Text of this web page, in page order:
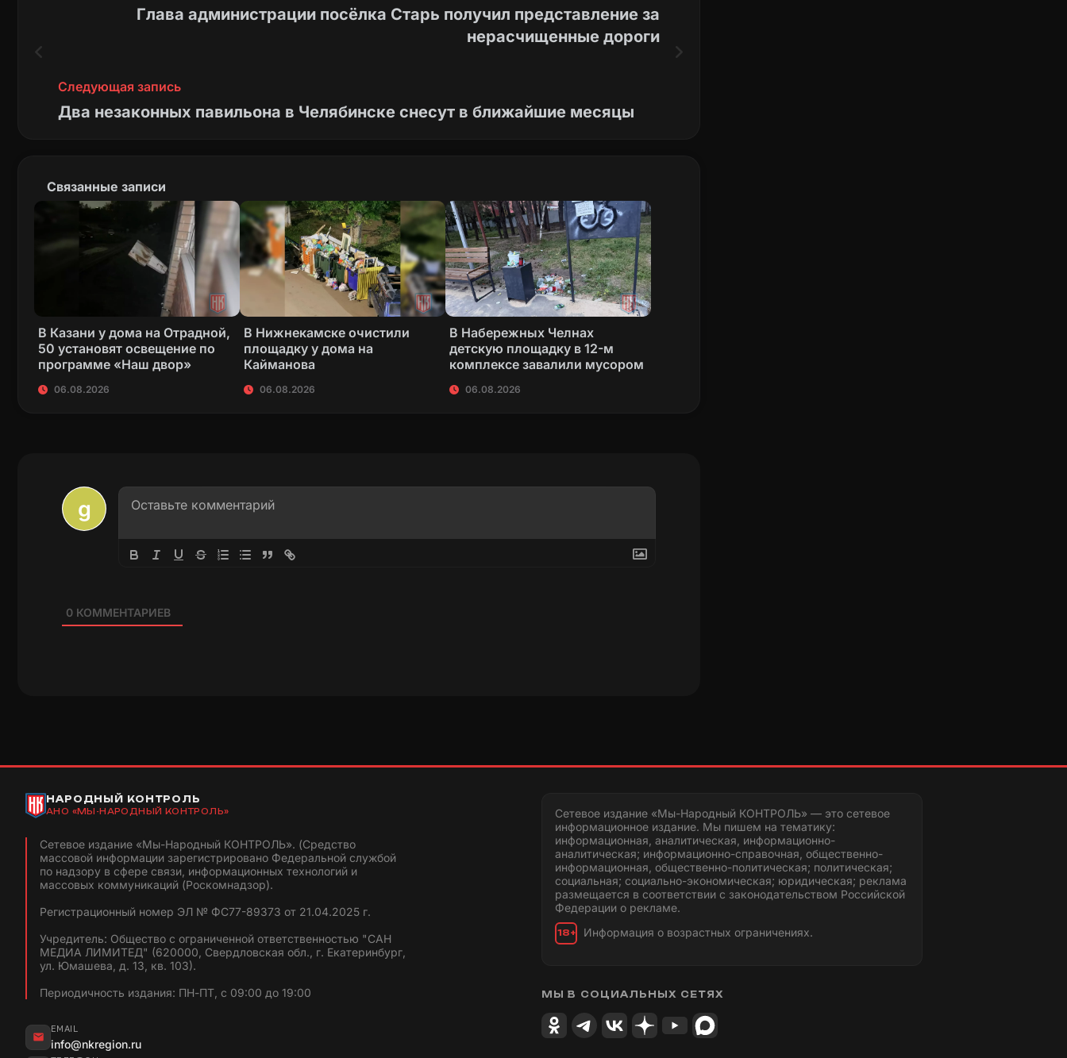
Глава администрации посёлка Старь получил представление за
нерасчищенные дороги
Следующая запись
Два незаконных павильона в Челябинске снесут в ближайшие месяцы
Связанные записи
В Казани у дома на Отрадной,
50 установят освещение по
программе «Наш двор»
06.08.2026
В Нижнекамске очистили
площадку у дома на
Кайманова
06.08.2026
В Набережных Челнах
детскую площадку в 12-м
комплексе завалили мусором
06.08.2026
0КОММЕНТАРИЕВ
НАРОДНЫЙ КОНТРОЛЬ
АНО «МЫ-НАРОДНЫЙ КОНТРОЛЬ»
Сетевое издание «Мы-Народный КОНТРОЛЬ». (Средство
массовой информации зарегистрировано Федеральной службой
по надзору в сфере связи, информационных технологий и
массовых коммуникаций (Роскомнадзор).
Регистрационный номер ЭЛ № ФС77-89373 от 21.04.2025 г.
Учредитель: Общество с ограниченной ответственностью "САН
МЕДИА ЛИМИТЕД" (620000, Свердловская обл., г. Екатеринбург,
ул. Юмашева, д. 13, кв. 103).
Периодичность издания: ПН-ПТ, с 09:00 до 19:00
EMAIL
info@nkregion.ru
Сетевое издание «Мы-Народный КОНТРОЛЬ» — это сетевое
информационное издание. Мы пишем на тематику:
информационная, аналитическая, информационно-
аналитическая; информационно-справочная, общественно-
информационная, общественно-политическая; политическая;
социальная; социально-экономическая; юридическая; реклама
размещается в соответствии с законодательством Российской
Федерации о рекламе.
18+ Информация о возрастных ограничениях.
МЫ В СОЦИАЛЬНЫХ СЕТЯХ